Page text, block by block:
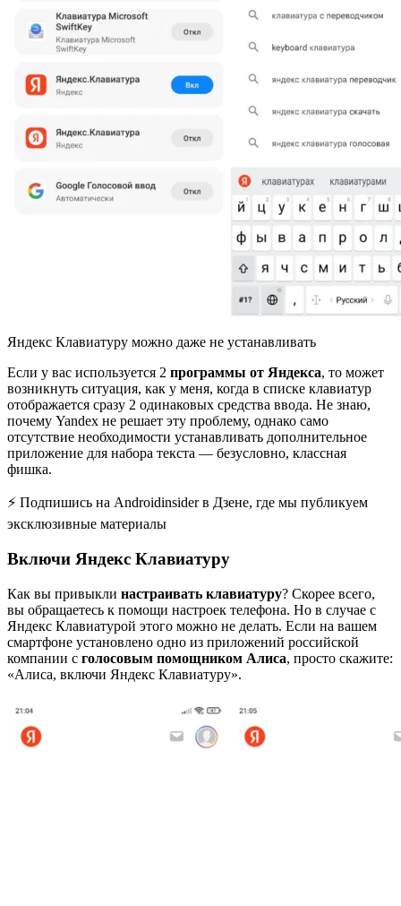
Яндекс Клавиатуру можно даже не устанавливать
Если у вас используется 2 программы от Яндекса, то может
возникнуть ситуация, как у меня, когда в списке клавиатур
отображается сразу 2 одинаковых средства ввода. Не знаю,
почему Yandex не решает эту проблему, однако само
отсутствие необходимости устанавливать дополнительное
приложение для набора текста — безусловно, классная
фишка.
⚡ Подпишись на Androidinsider в Дзене, где мы публикуем
эксклюзивные материалы
Включи Яндекс Клавиатуру
Как вы привыкли настраивать клавиатуру? Скорее всего,
вы обращаетесь к помощи настроек телефона. Но в случае с
Яндекс Клавиатурой этого можно не делать. Если на вашем
смартфоне установлено одно из приложений российской
компании с голосовым помощником Алиса, просто скажите:
«Алиса, включи Яндекс Клавиатуру».